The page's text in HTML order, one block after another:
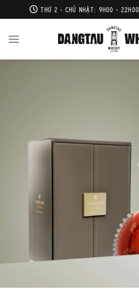
qua
dung
THỨ 2 - CHỦ NHẬT: 9H00 - 22H00